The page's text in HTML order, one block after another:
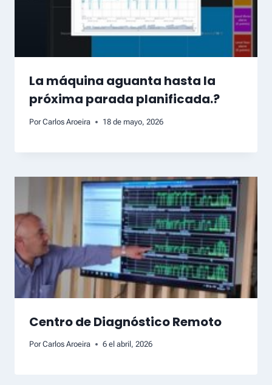
La máquina aguanta hasta la
próxima parada planificada.?
Por Carlos Aroeira 18 de mayo, 2026
Centro de Diagnóstico Remoto
Por Carlos Aroeira 6 el abril, 2026